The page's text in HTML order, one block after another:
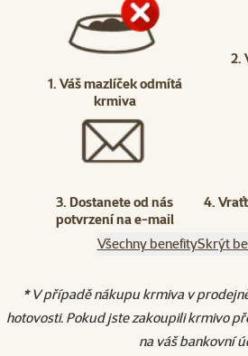
1. Váš mazlíček odmítá
krmiva
2.
3. Dostanete od nás
potvrzení na e-mail
4.
Všechny benefitySkrýt
* V případě nákupu krmiva v
hotovosti. Pokud jste zakoupili krmivo
na váš bankovní